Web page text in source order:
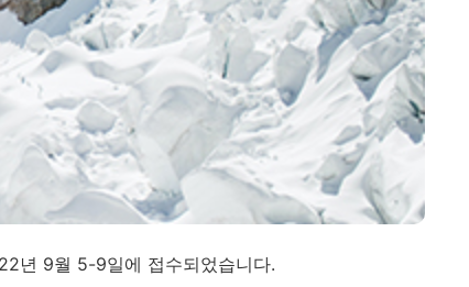
년 9월 5-9일에 접수되었습니다.